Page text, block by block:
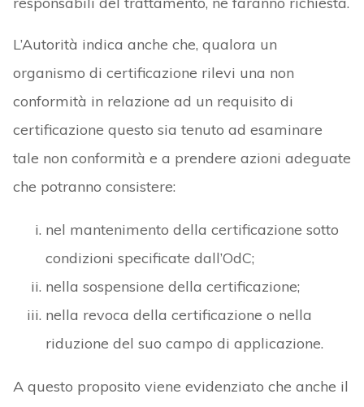
L’Autorità indica anche che, qualora un
organismo di certificazione rilevi una non
conformità in relazione ad un requisito di
certificazione questo sia tenuto ad esaminare
tale non conformità e a prendere azioni adeguate
che potranno consistere:
nel mantenimento della certificazione sotto
condizioni specificate dall’OdC;
nella sospensione della certificazione;
nella revoca della certificazione o nella
riduzione del suo campo di applicazione.
A questo proposito viene evidenziato che anche il